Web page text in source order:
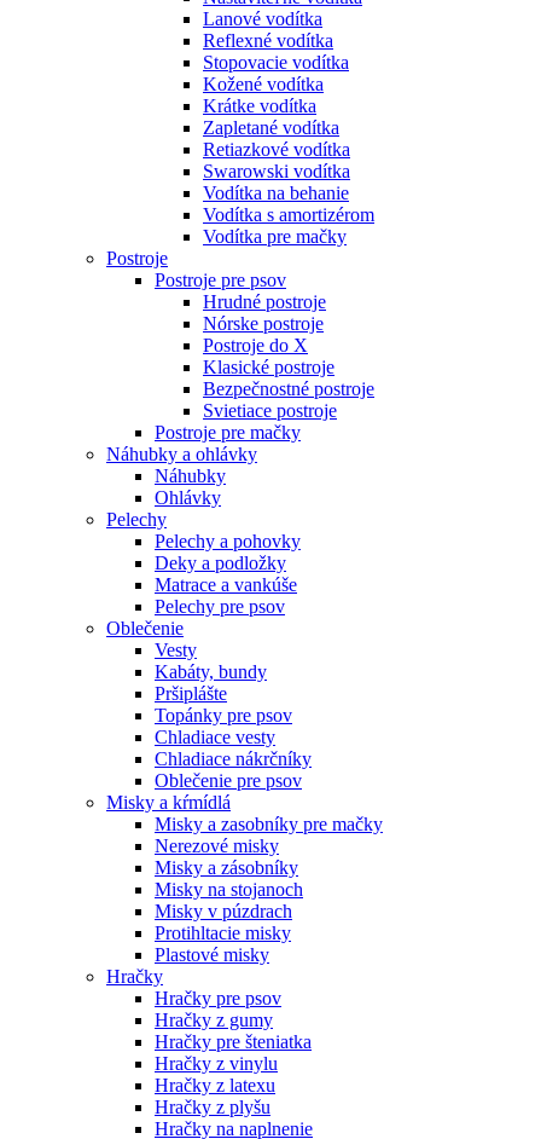
Lanové vodítka
Reflexné vodítka
Stopovacie vodítka
Kožené vodítka
Krátke vodítka
Zapletané vodítka
Retiazkové vodítka
Swarowski vodítka
Vodítka na behanie
Vodítka s amortizérom
Vodítka pre mačky
Postroje
Postroje pre psov
Hrudné postroje
Nórske postroje
Postroje do X
Klasické postroje
Bezpečnostné postroje
Svietiace postroje
Postroje pre mačky
Náhubky a ohlávky
Náhubky
Ohlávky
Pelechy
Pelechy a pohovky
Deky a podložky
Matrace a vankúše
Pelechy pre psov
Oblečenie
Vesty
Kabáty, bundy
Pršiplášte
Topánky pre psov
Chladiace vesty
Chladiace nákrčníky
Oblečenie pre psov
Misky a kŕmídlá
Misky a zasobníky pre mačky
Nerezové misky
Misky a zásobníky
Misky na stojanoch
Misky v púzdrach
Protihltacie misky
Plastové misky
Hračky
Hračky pre psov
Hračky z gumy
Hračky pre šteniatka
Hračky z vinylu
Hračky z latexu
Hračky z plyšu
Hračky na naplnenie